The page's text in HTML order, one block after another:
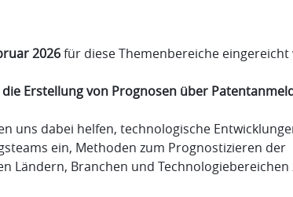
2026für diese Themenbereiche eingereicht
Erstellung von Prognosen über
uns dabei helfen, technologische
ein, Methoden zum Prognostizieren der
Ländern, Branchen und Technologiebereichen